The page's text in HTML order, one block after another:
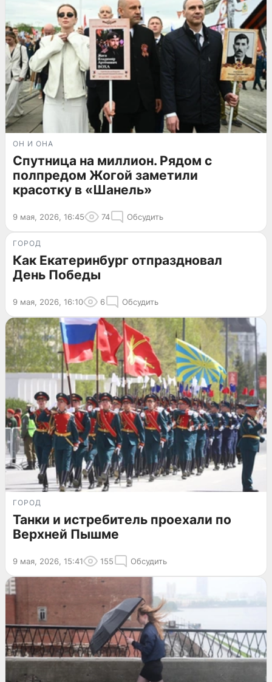
ОН И ОНА
Спутница на миллион. Рядом с
полпредом Жогой заметили
красотку в «Шанель»
9 мая, 2026, 16:45 74 Обсудить
ГОРОД
Как Екатеринбург отпраздновал
День Победы
9 мая, 2026, 16:10 6 Обсудить
ГОРОД
Танки и истребитель проехали по
Верхней Пышме
9 мая, 2026, 15:41 155 Обсудить